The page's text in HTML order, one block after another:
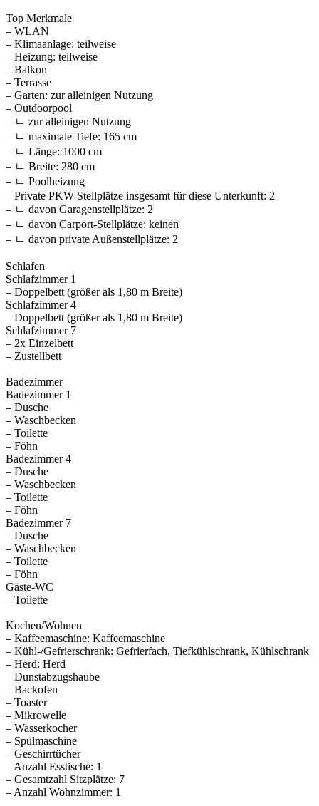
Top Merkmale
– WLAN
– Klimaanlage: teilweise
– Heizung: teilweise
– Balkon
– Terrasse
– Garten: zur alleinigen Nutzung
– Outdoorpool
– ㄴ zur alleinigen Nutzung
– ㄴ maximale Tiefe: 165 cm
– ㄴ Länge: 1000 cm
– ㄴ Breite: 280 cm
– ㄴ Poolheizung
– Private PKW-Stellplätze insgesamt für diese Unterkunft: 2
– ㄴ davon Garagenstellplätze: 2
– ㄴ davon Carport-Stellplätze: keinen
– ㄴ davon private Außen­stellplätze: 2
Schlafen
Schlafzimmer 1
– Doppelbett (größer als 1,80 m Breite)
Schlafzimmer 4
– Doppelbett (größer als 1,80 m Breite)
Schlafzimmer 7
– 2x Einzelbett
– Zustellbett
Badezimmer
Badezimmer 1
– Dusche
– Waschbecken
– Toilette
– Föhn
Badezimmer 4
– Dusche
– Waschbecken
– Toilette
– Föhn
Badezimmer 7
– Dusche
– Waschbecken
– Toilette
– Föhn
Gäste-WC
– Toilette
Kochen/Wohnen
– Kaffeemaschine: Kaffeemaschine
– Kühl-/Gefrierschrank: Gefrierfach, Tiefkühlschrank, Kühlschrank
– Herd: Herd
– Dunstabzugshaube
– Backofen
– Toaster
– Mikrowelle
– Wasserkocher
– Spülmaschine
– Geschirrtücher
– Anzahl Esstische: 1
– Gesamtzahl Sitzplätze: 7
– Anzahl Wohnzimmer: 1